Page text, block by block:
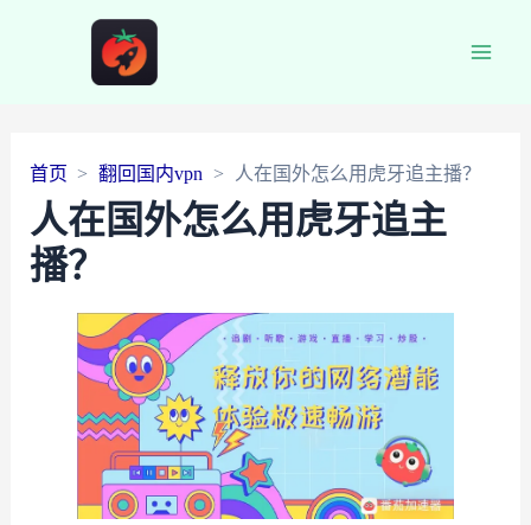
首页 翻回国内vpn 人在国外怎么用虎牙追主播？
人在国外怎么用虎牙追主
播？